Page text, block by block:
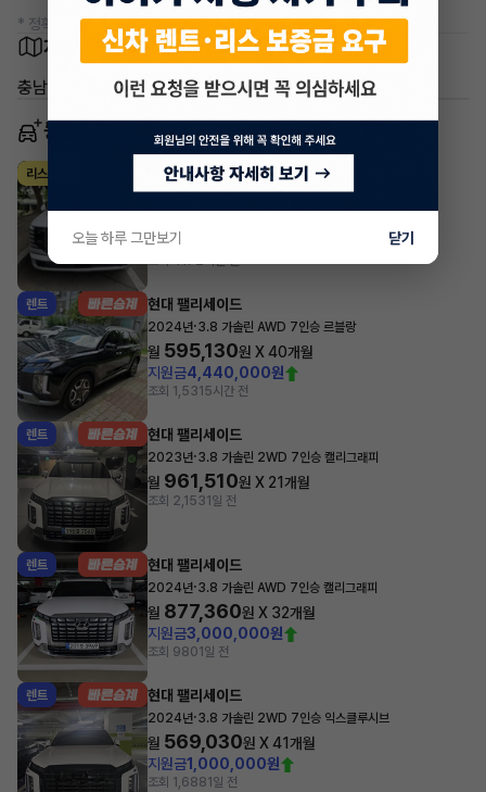
* 정확한 정보는 판매자와 반드시 확인하시기 바랍니다.
차량 위치
충남 예산군 신암면 두곡리
동일 차종 이어카
리스 현대 팰리세이드
2026년·가솔린 2.5 터보 2WD 7인승 캘리그래피
지원금
조회 4172시간 전
렌트 현대 팰리세이드
2024년·3.8 가솔린 AWD 7인승 르블랑
월 595,130원 X40개월
지원금4,440,000원
조회 1,531 5시간 전
렌트 현대 팰리세이드
2023년·3.8 가솔린 2WD 7인승 캘리그래피
월 961,510원 X 21개월
조회 2,1531일 전
렌트 현대 팰리세이드
2024년·3.8 가솔린 AWD 7인승 캘리그래피
월 877,360원 X 32개월
지원금3,000,000원
조회 9801일 전
렌트 현대 팰리세이드
2024년·3.8 가솔린 2WD 7인승 익스클루시브
월 569,030원 X41개월
지원금1,000,000원
조회 1,6881일 전
오늘 하루 그만보기 닫기